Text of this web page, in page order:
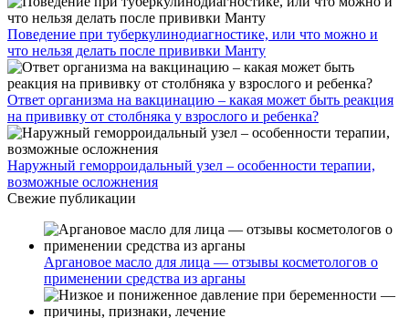
Поведение при туберкулинодиагностике, или что можно и
что нельзя делать после прививки Манту
Ответ организма на вакцинацию – какая может быть реакция
на прививку от столбняка у взрослого и ребенка?
Наружный геморроидальный узел – особенности терапии,
возможные осложнения
Свежие публикации
Аргановое масло для лица — отзывы косметологов о
применении средства из арганы